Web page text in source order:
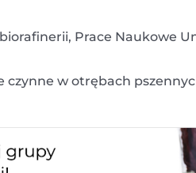
Prace Naukowe
czynne w otrębach